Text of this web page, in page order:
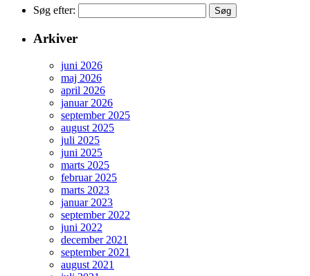
Søg efter:
Arkiver
juni 2026
maj 2026
april 2026
januar 2026
september 2025
august 2025
juli 2025
juni 2025
marts 2025
februar 2025
marts 2023
januar 2023
september 2022
juni 2022
december 2021
september 2021
august 2021